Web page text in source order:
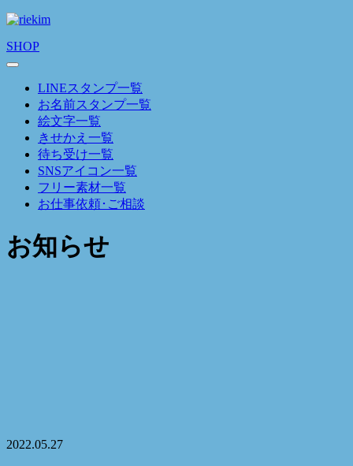
SHOP
LINEスタンプ一覧
お名前スタンプ一覧
絵文字一覧
きせかえ一覧
待ち受け一覧
SNSアイコン一覧
フリー素材一覧
お仕事依頼･ご相談
お知らせ
2022.05.27